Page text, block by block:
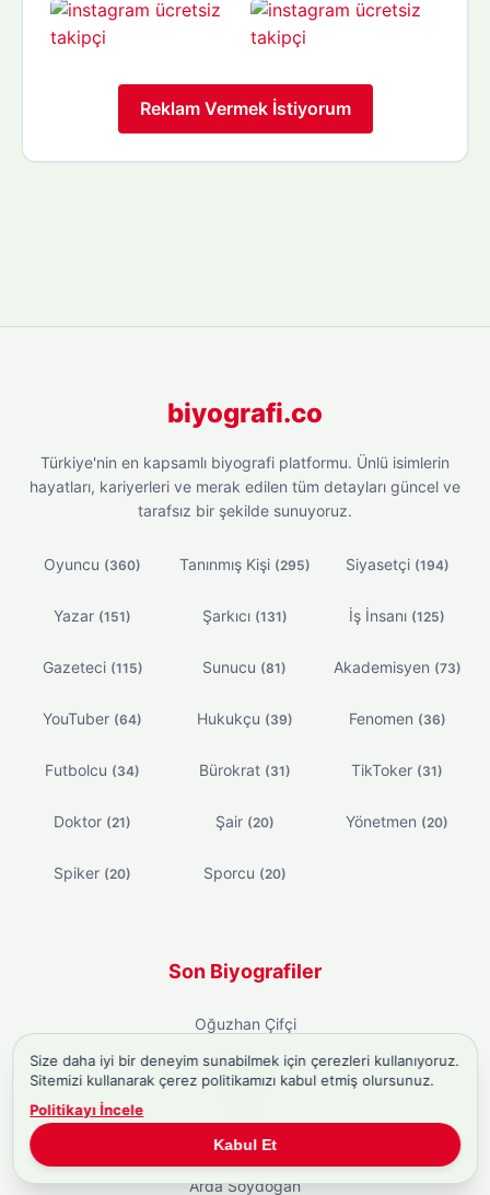
Reklam Vermek İstiyorum
biyografi.co
Türkiye'nin en kapsamlı biyografi platformu. Ünlü isimlerin
hayatları, kariyerleri ve merak edilen tüm detayları güncel ve
tarafsız bir şekilde sunuyoruz.
Oyuncu (360) Tanınmış Kişi (295) Siyasetçi (194)
Yazar (151) Şarkıcı (131) İş İnsanı (125)
Gazeteci (115) Sunucu (81) Akademisyen (73)
YouTuber (64) Hukukçu (39) Fenomen (36)
Futbolcu (34) Bürokrat (31) TikToker (31)
Doktor (21) Şair (20) Yönetmen (20)
Spiker (20) Sporcu (20)
Son Biyografiler
Oğuzhan Çifçi
Milan Önder
Miraç Fırat
Arda Soydoğan
Size daha iyi bir deneyim sunabilmek için çerezleri kullanıyoruz.
Sitemizi kullanarak çerez politikamızı kabul etmiş olursunuz.
Politikayı İncele
Kabul Et